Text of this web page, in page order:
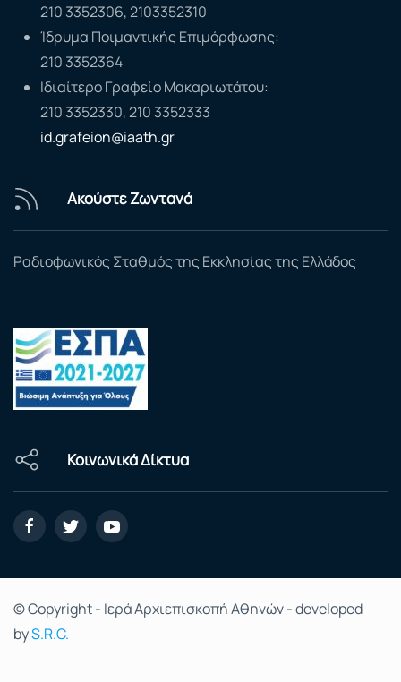
210 3352306, 2103352310
Ίδρυμα Ποιμαντικής Επιμόρφωσης:
210 3352364
Ιδιαίτερο Γραφείο Μακαριωτάτου:
210 3352330, 210 3352333
id.grafeion@iaath.gr
Ακούστε Ζωντανά
Ραδιοφωνικός Σταθμός της Εκκλησίας της Ελλάδος
Κοινωνικά Δίκτυα
© Copyright - Ιερά Αρχιεπισκοπή Αθηνών - developed
byS.R.C.